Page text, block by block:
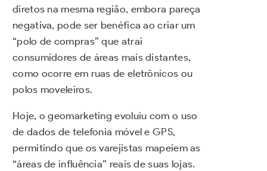
diretos na mesma região, embora pareça
negativa, pode ser benéfica ao criar um
“polo de compras” que atrai
consumidores de áreas mais distantes,
como ocorre em ruas de eletrônicos ou
polos moveleiros.
Hoje, o geomarketing evoluiu com o uso
de dados de telefonia móvel e GPS,
permitindo que os varejistas mapeiem as
“áreas de influência” reais de suas lojas.